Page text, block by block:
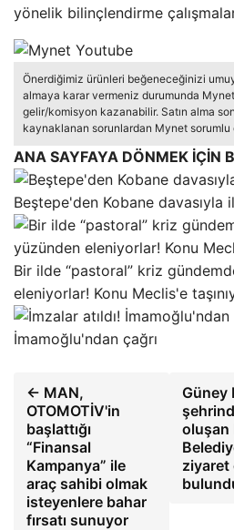
yönelik bilinçlendirme
Önerdiğimiz ürünleri beğeneceğinizi
almaya karar vermeniz durumunda
gelir/komisyon kazanabilir. Satın alma
kaynaklanan sorunlardan Mynet sorumlu
ANA SAYFAYA DÖNMEK İÇİN
Beştepe'den Kobane davasıyla
Bir ilde “pastoral” kriz
eleniyorlar! Konu Meclis'e
İmamoğlu'ndan çağrı
← MAN,
OTOMOTİV'in
başlattığı
“Finansal
Kampanya” ile
araç sahibi olmak
isteyenlere bahar
fırsatı sunuyor
Güney
oluşan
ziyaret